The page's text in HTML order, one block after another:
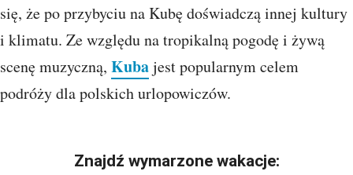
się, że po przybyciu na Kubę doświadczą innej kultury
i klimatu. Ze względu na tropikalną pogodę i żywą
scenę muzyczną, Kubajest popularnym celem
podróży dla polskich urlopowiczów.
Znajdź wymarzone wakacje: